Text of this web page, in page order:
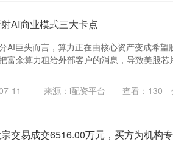
AI商业模式三大卡点
AI巨头而言，算力正在由核心资产变成希望
富余算力租给外部客户的消息，导致美股芯
11 来源：i配资平台 查看： 130
交易成交6516.00万元，买方为机构